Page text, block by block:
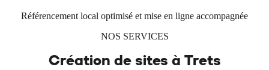
Référencement local optimisé et mise en ligne accompagnée
NOS SERVICES
Création de sites à Trets